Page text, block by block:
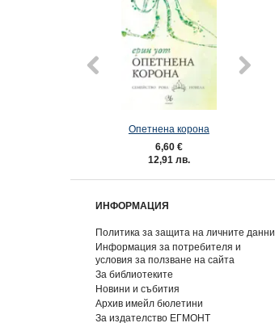
Опетнена корона
6,60 €
12,91 лв.
ИНФОРМАЦИЯ
Политика за защита на личните данни
Информация за потребителя и
условия за ползване на сайта
За библиотеките
Новини и събития
Архив имейл бюлетини
За издателство ЕГМОНТ